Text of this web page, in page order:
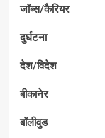
जॉब्स/कैरियर
दुर्घटना
देश/विदेश
बीकानेर
बॉलीवुड